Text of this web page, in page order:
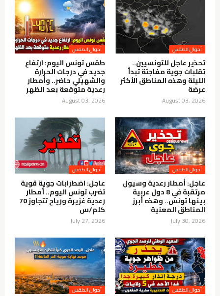
أحوال الطقس
تحذير عاجل للتونسيين..
تقلبات جوية مفاجئة تبدأ
الليلة وهذه المناطق الأكثر
عرضة
August 03, 2026
أحوال الطقس
طقس تونس اليوم: ارتفاع
جديد في درجات الحرارة
والشهيلي حاضر.. وأمطار
رعدية متوقعة بعد الظهر
August 03, 2026
أحوال الطقس
عاجل: أمطار رعدية وسيول
مرتقبة في 8 دول عربية
بينها تونس.. وهذه أبرز
المناطق المعنية
July 30, 2026
أحوال الطقس
عاجل: اضطرابات جوية قوية
تضرب تونس اليوم.. أمطار
رعدية غزيرة ورياح تتجاوز 70
كلم/س
July 27, 2026
أحوال الطقس أحوال الطقس